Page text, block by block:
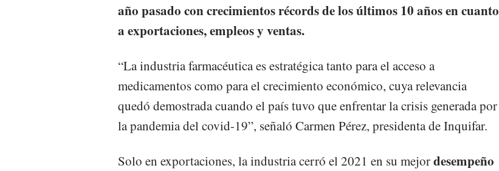
año pasado con crecimientos récords de los últimos 10 años en cuanto
a exportaciones, empleos y ventas.
“La industria farmacéutica es estratégica tanto para el acceso a
medicamentos como para el crecimiento económico, cuya relevancia
quedó demostrada cuando el país tuvo que enfrentar la crisis generada por
la pandemia del covid-19”, señaló Carmen Pérez, presidenta de Inquifar.
Solo en exportaciones, la industria cerró el 2021 en su mejordesempeño